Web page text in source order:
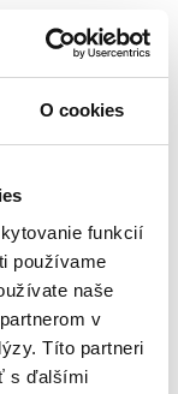
O cookies
funkcií
používame
naše
v
Títo partneri
s ďalšími